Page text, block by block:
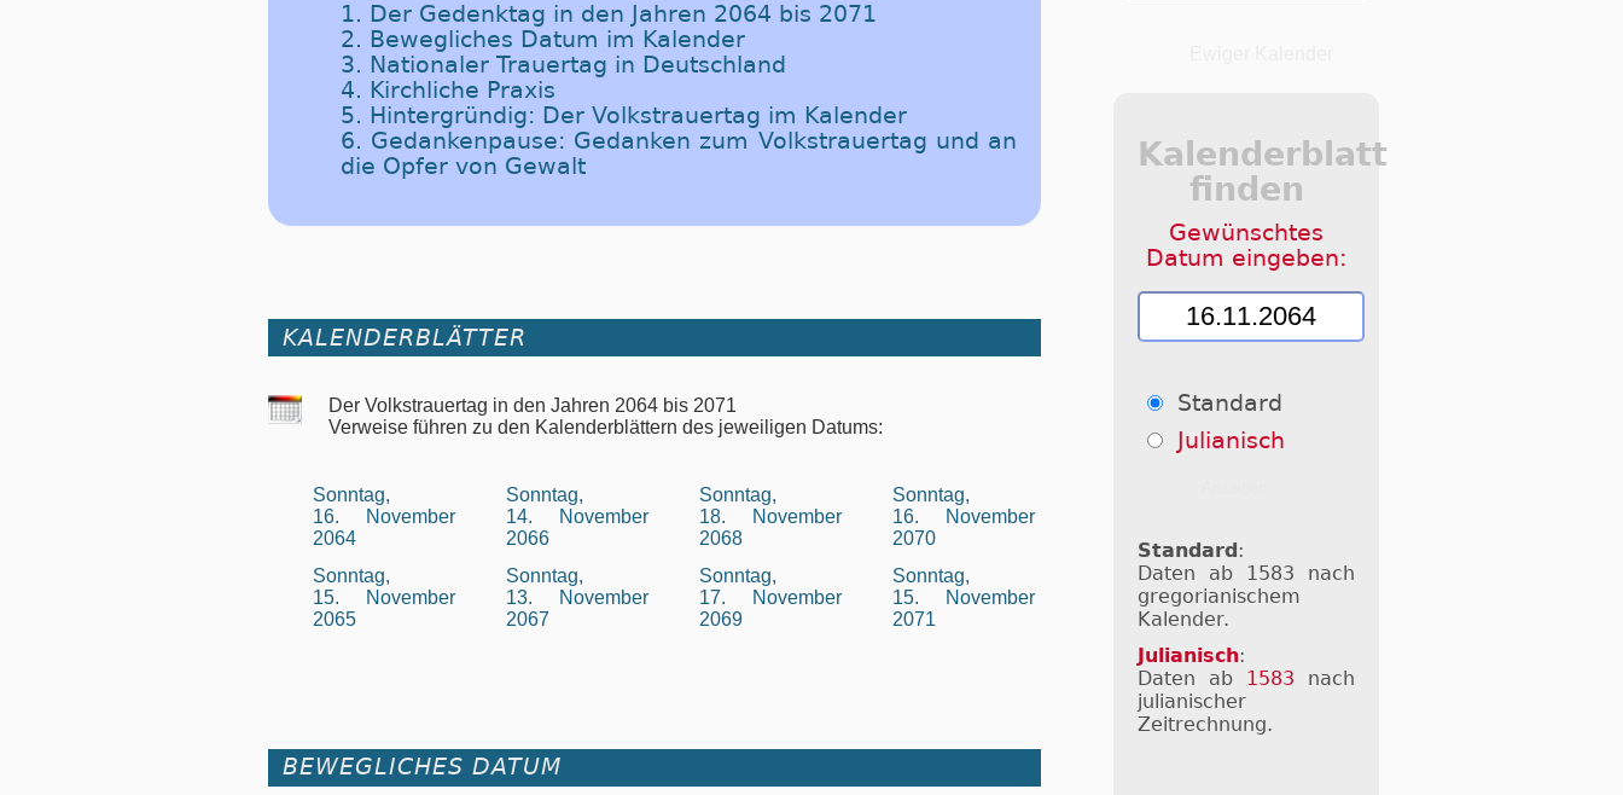
1. Der Gedenktag in den Jahren 2064 bis 2071
2. Bewegliches Datum im Kalender
3. Nationaler Trauertag in Deutschland
4. Kirchliche Praxis
5. Hintergründig: Der Volkstrauertag im Kalender
6. Gedankenpause: Gedanken zum Volkstrauertag und an
die Opfer von Gewalt
KALENDERBLÄTTER
Der Volkstrauertag in den Jahren 2064 bis 2071
Verweise führen zu den Kalenderblättern des jeweiligen Datums:
Sonntag,
16. November
2064
Sonntag,
15. November
2065
Sonntag,
14. November
2066
Sonntag,
13. November
2067
Sonntag,
18. November
2068
Sonntag,
17. November
2069
Sonntag,
16. November
2070
Sonntag,
15. November
2071
BEWEGLICHES DATUM
Kalenderblatt
finden
Gewünschtes
Datum eingeben:
Standard
Julianisch
Standard:
Daten ab 1583 nach
gregorianischem
Kalender.
Julianisch:
Daten ab 1583 nach
julianischer
Zeitrechnung.